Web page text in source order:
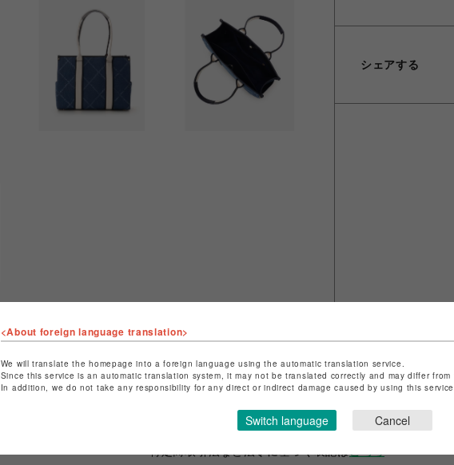
シェアする
池袋PARCO
<About foreign language translation>
We will translate the homepage into a foreign language using the automatic translation service.
Since this service is an automatic translation system, it may not be translated correctly and may differ
In addition, we do not take any responsibility for any direct or indirect damage caused by using this
Switch language Cancel